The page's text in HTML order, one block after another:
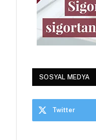
SOSYAL MEDYA
Twitter